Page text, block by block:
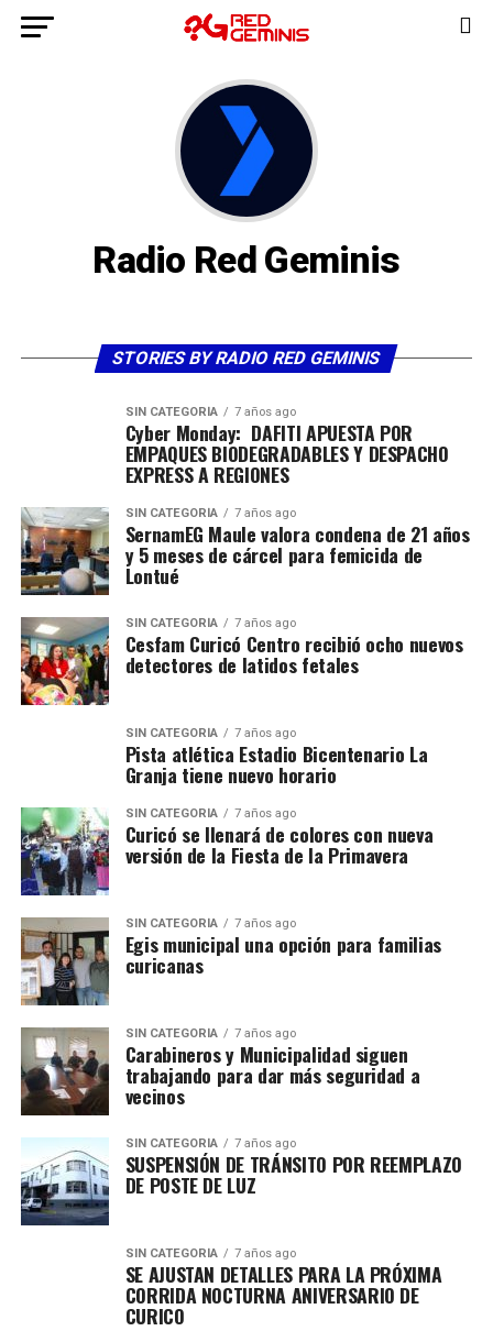
Radio Red Geminis
STORIES BY RADIO RED GEMINIS
SIN CATEGORÍA 7 años ago
Cyber Monday: DAFITI APUESTA POR
EMPAQUES BIODEGRADABLES Y DESPACHO
EXPRESS A REGIONES
SIN CATEGORÍA 7 años ago
SernamEG Maule valora condena de 21 años
y 5 meses de cárcel para femicida de
Lontué
SIN CATEGORÍA 7 años ago
Cesfam Curicó Centro recibió ocho nuevos
detectores de latidos fetales
SIN CATEGORÍA 7 años ago
Pista atlética Estadio Bicentenario La
Granja tiene nuevo horario
SIN CATEGORÍA 7 años ago
Curicó se llenará de colores con nueva
versión de la Fiesta de la Primavera
SIN CATEGORÍA 7 años ago
Egis municipal una opción para familias
curicanas
SIN CATEGORÍA 7 años ago
Carabineros y Municipalidad siguen
trabajando para dar más seguridad a
vecinos
SIN CATEGORÍA 7 años ago
SUSPENSIÓN DE TRÁNSITO POR REEMPLAZO
DE POSTE DE LUZ
SIN CATEGORÍA 7 años ago
SE AJUSTAN DETALLES PARA LA PRÓXIMA
CORRIDA NOCTURNA ANIVERSARIO DE
CURICO